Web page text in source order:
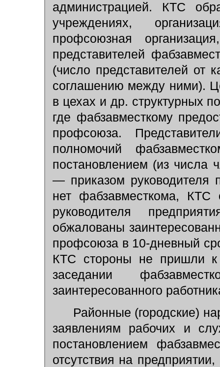
администрацией. КТС
учреждениях,
профсоюзная
представителей
(число представителей от
соглашению между ними).
в цехах и др. структурных
где фабзавместкому
профсоюза.
полномочий
постановлением (из числа
— приказом руководителя
нет фабзавместкома, КТС
руководителя
обжалованы
профсоюза в 10-дневный
КТС стороны не пришли к
заседании
заинтересованного
Районные (городские)
заявлениям рабочих и
постановлением
отсутствия на